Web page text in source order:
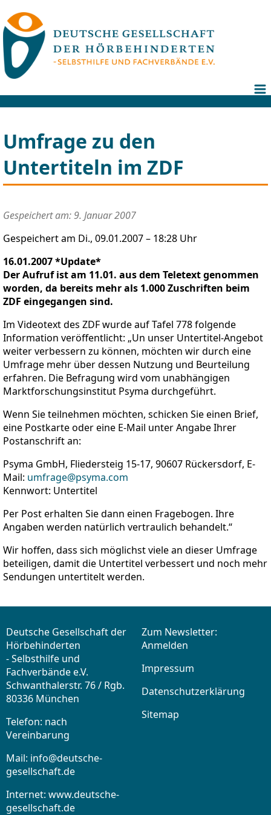
Umfrage zu den
Untertiteln im ZDF
Gespeichert am: 9. Januar 2007
Gespeichert am Di., 09.01.2007 – 18:28 Uhr
16.01.2007 *Update*
Der Aufruf ist am 11.01. aus dem Teletext genommen
worden, da bereits mehr als 1.000 Zuschriften beim
ZDF eingegangen sind.
Im Videotext des ZDF wurde auf Tafel 778 folgende
Information veröffentlicht: „Un unser Untertitel-Angebot
weiter verbessern zu können, möchten wir durch eine
Umfrage mehr über dessen Nutzung und Beurteilung
erfahren. Die Befragung wird vom unabhängigen
Marktforschungsinstitut Psyma durchgeführt.
Wenn Sie teilnehmen möchten, schicken Sie einen Brief,
eine Postkarte oder eine E-Mail unter Angabe Ihrer
Postanschrift an:
Psyma GmbH, Fliedersteig 15-17, 90607 Rückersdorf, E-
Mail: umfrage@psyma.com
Kennwort: Untertitel
Per Post erhalten Sie dann einen Fragebogen. Ihre
Angaben werden natürlich vertraulich behandelt.“
Wir hoffen, dass sich möglichst viele an dieser Umfrage
beteiligen, damit die Untertitel verbessert und noch mehr
Sendungen untertitelt werden.
Deutsche Gesellschaft der
Hörbehinderten
- Selbsthilfe und
Fachverbände e.V.
Schwanthalerstr. 76 / Rgb.
80336 München
Telefon: nach
Vereinbarung
Mail: info@deutsche-
gesellschaft.de
Internet: www.deutsche-
gesellschaft.de
Zum Newsletter:
Anmelden
Impressum
Datenschutzerklärung
Sitemap